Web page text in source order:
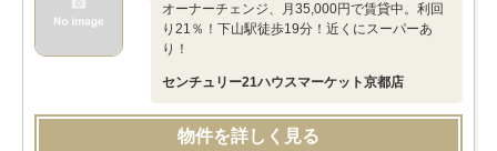
オーナーチェンジ、月35,000円で賃貸中。利回
り21％！下山駅徒歩19分！近くにスーパーあ
り！
センチュリー21ハウスマーケット京都店
物件を詳しく見る